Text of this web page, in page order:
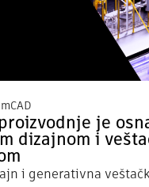
je
dizajnom i
i generativna